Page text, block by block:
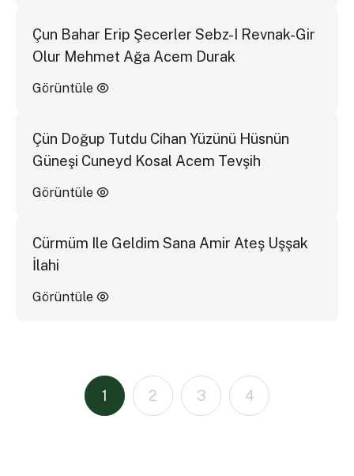
Çun Bahar Erip Şecerler Sebz-I Revnak-Gir
Olur Mehmet Ağa Acem Durak
Görüntüle
Çün Doğup Tutdu Cihan Yüzünü Hüsnün
Güneşi Cuneyd Kosal Acem Tevşih
Görüntüle
Cürmüm Ile Geldim Sana Amir Ateş Uşşak
İlahi
Görüntüle
1 2 3 4